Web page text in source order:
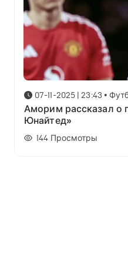
07-11-2025 | 23:43 •
Аморим рассказал о
Юнайтед»
144 Просмотры